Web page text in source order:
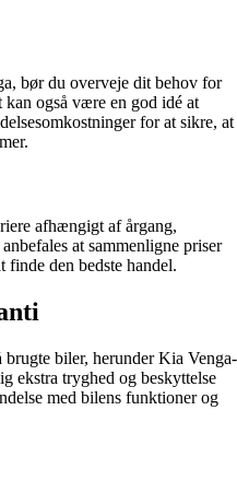
bør du overveje dit behov for
kan også være en god idé at
for at sikre, at
afhængigt af årgang,
at sammenligne priser
den bedste handel.
biler, herunder Kia Venga-
ekstra tryghed og beskyttelse
med bilens funktioner og